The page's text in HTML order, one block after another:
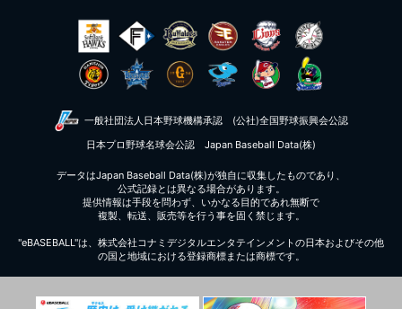
一般社団法人日本野球機構承認
(公社)全国野球振興会公認
日本プロ野球名球会公認
Japan Baseball Data(株)
データはJapan Baseball Data(株)が独自に収集したものであり、
公式記録とは異なる場合があります。
提供情報は手段を問わず、いかなる目的であれ無断で
複製、転送、販売等を行う事を固く禁じます。
"eBASEBALL"は、株式会社コナミデジタルエンタテインメントの日本およびその他
の国と地域における登録商標または商標です。